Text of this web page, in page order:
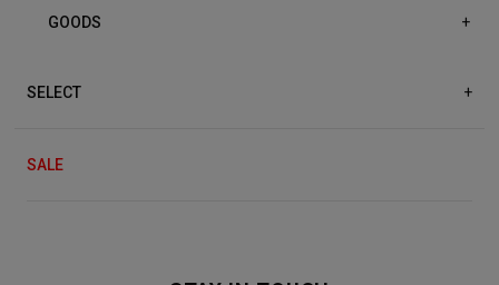
GOODS +
SELECT +
SALE